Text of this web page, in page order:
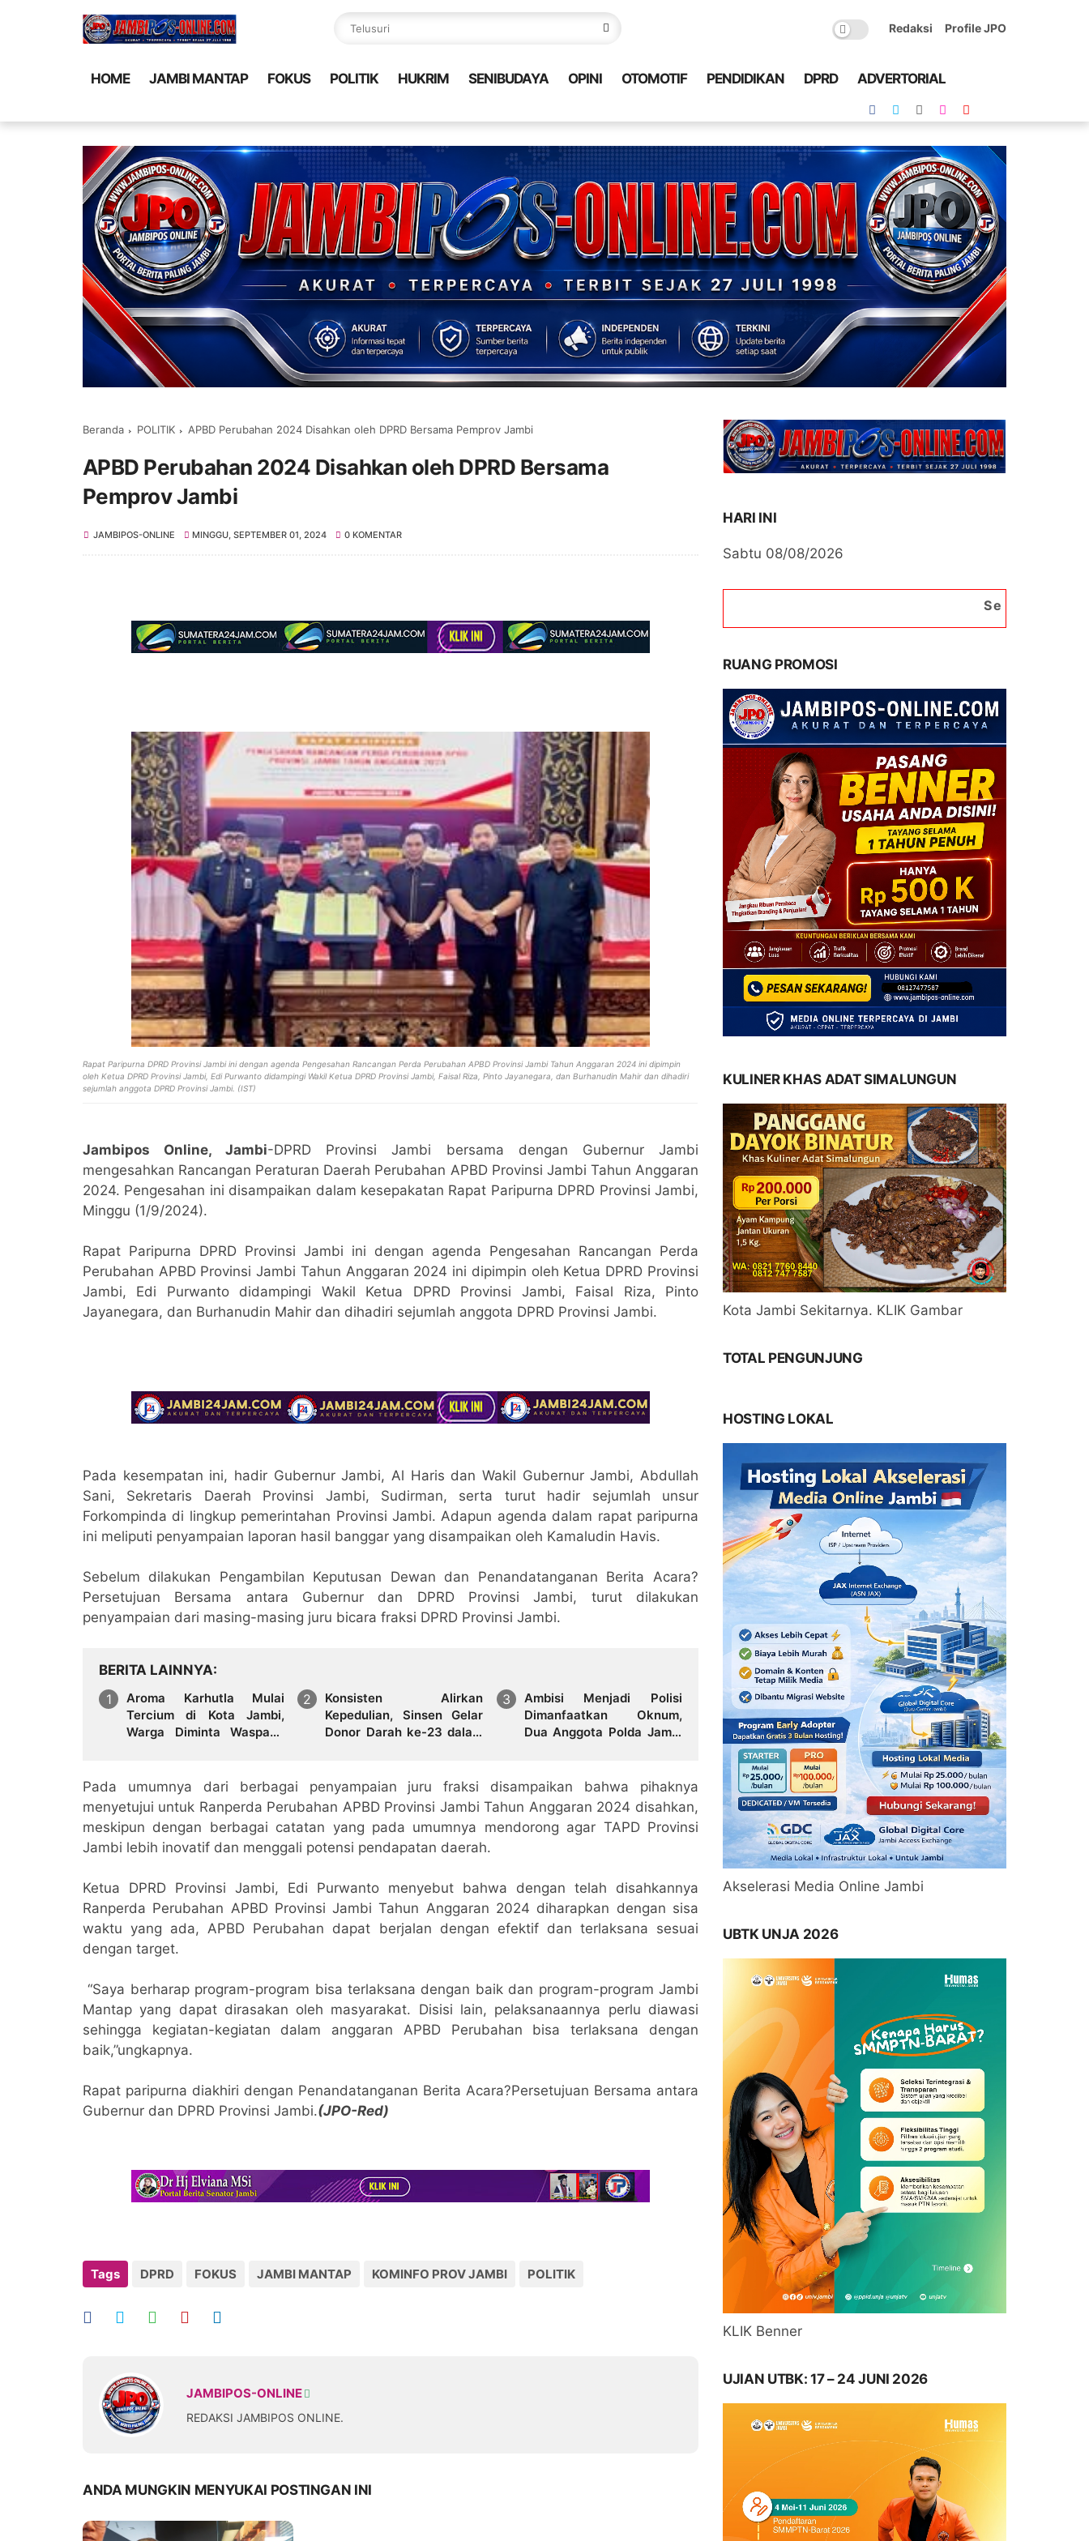
Redaksi Profile JPO
HOME JAMBI MANTAP FOKUS POLITIK HUKRIM SENIBUDAYA OPINI OTOMOTIF PENDIDIKAN DPRD ADVERTORIAL
Beranda POLITIK APBD Perubahan 2024 Disahkan oleh DPRD Bersama Pemprov Jambi
APBD Perubahan 2024 Disahkan oleh DPRD Bersama
Pemprov Jambi
JAMBIPOS-ONLINE MINGGU, SEPTEMBER 01, 2024 0 KOMENTAR
Rapat Paripurna DPRD Provinsi Jambi ini dengan agenda Pengesahan Rancangan Perda Perubahan APBD Provinsi Jambi Tahun Anggaran 2024 ini dipimpin
oleh Ketua DPRD Provinsi Jambi, Edi Purwanto didampingi Wakil Ketua DPRD Provinsi Jambi, Faisal Riza, Pinto Jayanegara, dan Burhanudin Mahir dan dihadiri
sejumlah anggota DPRD Provinsi Jambi. (IST)
Jambipos Online, Jambi-DPRD Provinsi Jambi bersama dengan Gubernur Jambi
mengesahkan Rancangan Peraturan Daerah Perubahan APBD Provinsi Jambi Tahun Anggaran
2024. Pengesahan ini disampaikan dalam kesepakatan Rapat Paripurna DPRD Provinsi Jambi,
Minggu (1/9/2024).
Rapat Paripurna DPRD Provinsi Jambi ini dengan agenda Pengesahan Rancangan Perda
Perubahan APBD Provinsi Jambi Tahun Anggaran 2024 ini dipimpin oleh Ketua DPRD Provinsi
Jambi, Edi Purwanto didampingi Wakil Ketua DPRD Provinsi Jambi, Faisal Riza, Pinto
Jayanegara, dan Burhanudin Mahir dan dihadiri sejumlah anggota DPRD Provinsi Jambi.
Pada kesempatan ini, hadir Gubernur Jambi, Al Haris dan Wakil Gubernur Jambi, Abdullah
Sani, Sekretaris Daerah Provinsi Jambi, Sudirman, serta turut hadir sejumlah unsur
Forkompinda di lingkup pemerintahan Provinsi Jambi. Adapun agenda dalam rapat paripurna
ini meliputi penyampaian laporan hasil banggar yang disampaikan oleh Kamaludin Havis.
Sebelum dilakukan Pengambilan Keputusan Dewan dan Penandatanganan Berita Acara?
Persetujuan Bersama antara Gubernur dan DPRD Provinsi Jambi, turut dilakukan
penyampaian dari masing-masing juru bicara fraksi DPRD Provinsi Jambi.
BERITA LAINNYA
Aroma Karhutla Mulai
Tercium di Kota Jambi,
Warga Diminta Waspada
Konsisten Alirkan
Kepedulian, Sinsen Gelar
Donor Darah ke-23 dalam
Ambisi Menjadi Polisi
Dimanfaatkan Oknum,
Dua Anggota Polda Jambi
Pada umumnya dari berbagai penyampaian juru fraksi disampaikan bahwa pihaknya
menyetujui untuk Ranperda Perubahan APBD Provinsi Jambi Tahun Anggaran 2024 disahkan,
meskipun dengan berbagai catatan yang pada umumnya mendorong agar TAPD Provinsi
Jambi lebih inovatif dan menggali potensi pendapatan daerah.
Ketua DPRD Provinsi Jambi, Edi Purwanto menyebut bahwa dengan telah disahkannya
Ranperda Perubahan APBD Provinsi Jambi Tahun Anggaran 2024 diharapkan dengan sisa
waktu yang ada, APBD Perubahan dapat berjalan dengan efektif dan terlaksana sesuai
dengan target.
“Saya berharap program-program bisa terlaksana dengan baik dan program-program Jambi
Mantap yang dapat dirasakan oleh masyarakat. Disisi lain, pelaksanaannya perlu diawasi
sehingga kegiatan-kegiatan dalam anggaran APBD Perubahan bisa terlaksana dengan
baik,”ungkapnya.
Rapat paripurna diakhiri dengan Penandatanganan Berita Acara?Persetujuan Bersama antara
Gubernur dan DPRD Provinsi Jambi.(JPO-Red)
Tags DPRD FOKUS JAMBI MANTAP KOMINFO PROV JAMBI POLITIK
JAMBIPOS-ONLINE
REDAKSI JAMBIPOS ONLINE.
ANDA MUNGKIN MENYUKAI POSTINGAN INI
HARI INI
Sabtu 08/08/2026
Selamat Datang di
RUANG PROMOSI
KULINER KHAS ADAT SIMALUNGUN
Kota Jambi Sekitarnya. KLIK Gambar
TOTAL PENGUNJUNG
HOSTING LOKAL
Akselerasi Media Online Jambi
UBTK UNJA 2026
KLIK Benner
UJIAN UTBK: 17 – 24 JUNI 2026